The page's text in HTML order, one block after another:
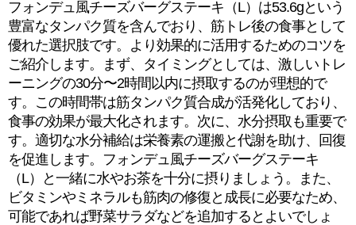
フォンデュ風チーズバーグステーキ（L）は53.6gという
豊富なタンパク質を含んでおり、筋トレ後の食事として
優れた選択肢です。より効果的に活用するためのコツを
ご紹介します。まず、タイミングとしては、激しいトレ
ーニングの30分〜2時間以内に摂取するのが理想的で
す。この時間帯は筋タンパク質合成が活発化しており、
食事の効果が最大化されます。次に、水分摂取も重要で
す。適切な水分補給は栄養素の運搬と代謝を助け、回復
を促進します。フォンデュ風チーズバーグステーキ
（L）と一緒に水やお茶を十分に摂りましょう。また、
ビタミンやミネラルも筋肉の修復と成長に必要なため、
可能であれば野菜サラダなどを追加するとよいでしょ